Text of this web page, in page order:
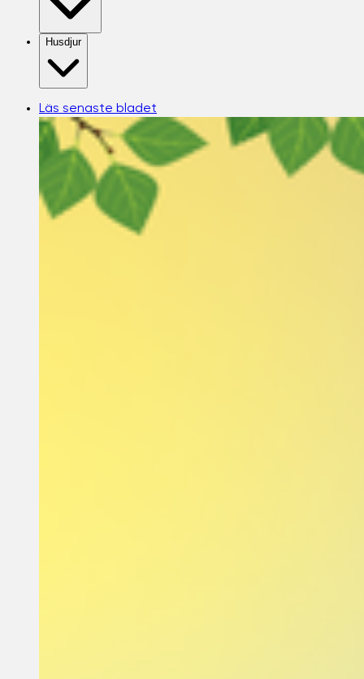
Husdjur
Läs senaste bladet